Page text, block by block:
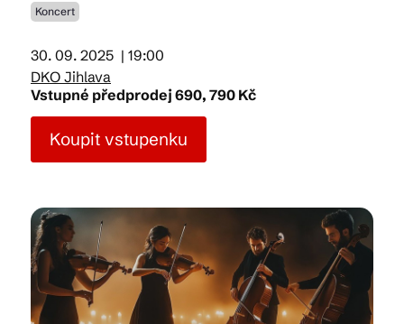
Články
Suvenýry
Kam vyrazit
Koncert
30. 09. 2025 | 19:00
DKO Jihlava
Vstupné předprodej 690, 790 Kč
Koupit vstupenku